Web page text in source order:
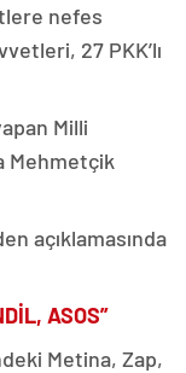
nefes
27 PKK’lı
Milli
Mehmetçik
açıklamasında
ASOS”
Metina, Zap,